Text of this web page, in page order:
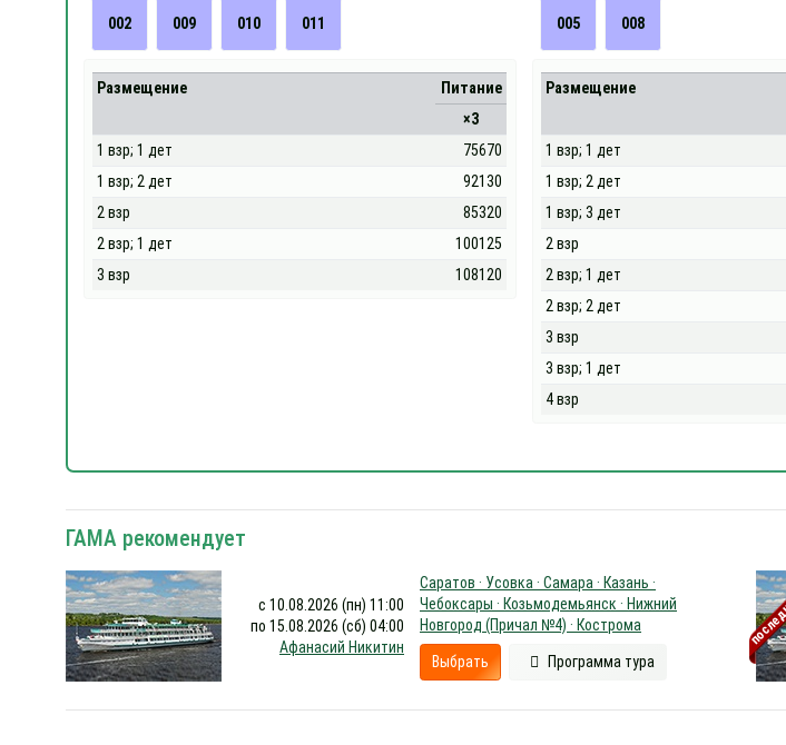
002 009 010 011
Размещение
Питание
×3
1 взр; 1 дет
75670
1 взр; 2 дет
92130
2 взр
85320
2 взр; 1 дет
100125
3 взр
108120
005 008
Размещение
1 взр; 1 дет
1 взр; 2 дет
1 взр; 3 дет
2 взр
2 взр; 1 дет
2 взр; 2 дет
3 взр
3 взр; 1 дет
4 взр
ГАМА рекомендует
с 10.08.2026 (пн) 11:00
по 15.08.2026 (сб) 04:00
Афанасий Никитин
Саратов · Усовка · Самара · Казань ·
Чебоксары · Козьмодемьянск · Нижний
Новгород (Причал №4) · Кострома
Выбрать Программа тура